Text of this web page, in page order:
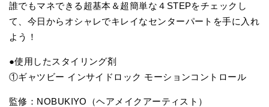
誰でもマネできる超基本＆超簡単な４STEPをチェックし
て、今日からオシャレでキレイなセンターパートを手に入れ
よう！
●使用したスタイリング剤
①ギャツビー インサイドロック モーションコントロール
監修：NOBUKIYO（ヘアメイクアーティスト）